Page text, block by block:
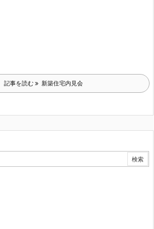
記事を読む 新築住宅内見会